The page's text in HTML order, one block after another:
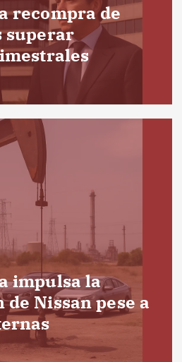
recompra de
superar
impulsa la
Nissan pese a